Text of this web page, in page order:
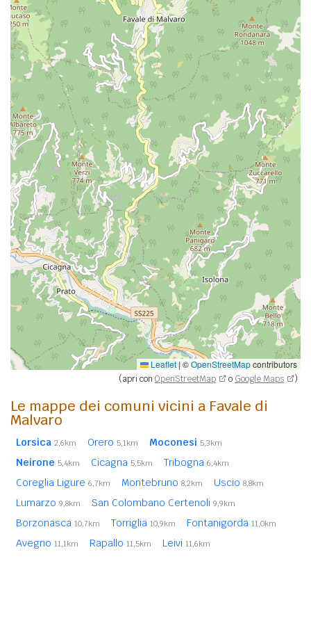
Leaflet|©OpenStreetMapcontributors
(apri con OpenStreetMap o Google Maps )
Le mappe dei comuni vicini a Favale di
Malvaro
Lorsica 2,6km Orero 5,1km Moconesi 5,3km
Neirone 5,4km Cicagna 5,5km Tribogna 6,4km
Coreglia Ligure 6,7km Montebruno 8,2km Uscio 8,8km
Lumarzo 9,8km San Colombano Certenoli 9,9km
Borzonasca 10,7km Torriglia 10,9km Fontanigorda 11,0km
Avegno 11,1km Rapallo 11,5km Leivi 11,6km